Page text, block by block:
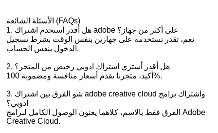
الأسئلة الشائعة (FAQs)
1. هل أقدر أستخدم اشتراك adobe على أكثر من جهاز؟
نعم، تقدر تستخدمه على جهازين بنفس الوقت بشرط تسجيل
الدخول بنفس الحساب.
2. هل أقدر أشتري اشتراك ادوبي رخيص من المتجر؟
أكيد، متجرنا يقدم أسعار منافسة ومضمونة 100%.
3. شو الفرق بين اشتراك adobe creative cloud واشتراك برامج
ادوبي؟
الفرق فقط بالاسم، كلاهما يعنون الوصول الكامل لبرامج Adobe
Creative Cloud.